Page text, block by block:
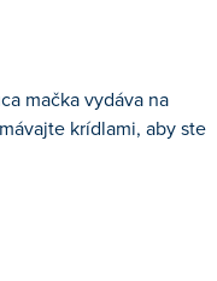
mačka vydáva na
krídlami, aby ste
plné zložitých